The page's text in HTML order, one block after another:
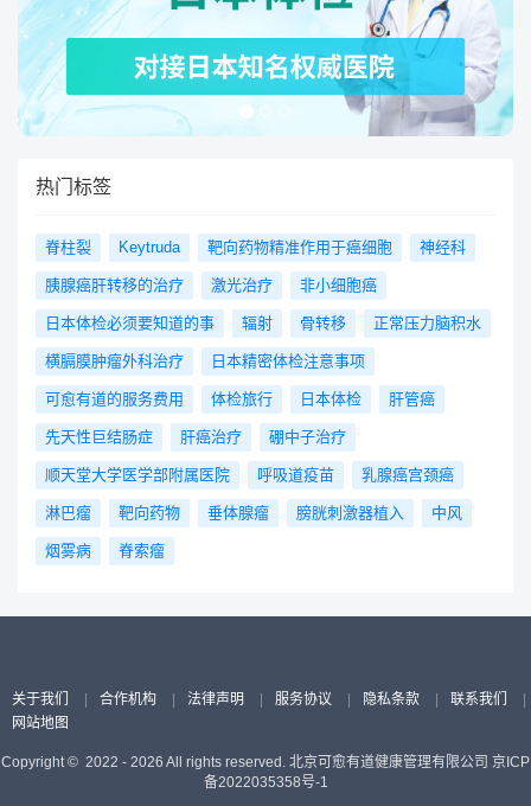
热门标签
脊柱裂 Keytruda 靶向药物精准作用于癌细胞 神经科
胰腺癌肝转移的治疗 激光治疗 非小细胞癌
日本体检必须要知道的事 辐射 骨转移 正常压力脑积水
横膈膜肿瘤外科治疗 日本精密体检注意事项
可愈有道的服务费用 体检旅行 日本体检 肝管癌
先天性巨结肠症 肝癌治疗 硼中子治疗
顺天堂大学医学部附属医院 呼吸道疫苗 乳腺癌宫颈癌
淋巴瘤 靶向药物 垂体腺瘤 膀胱刺激器植入 中风
烟雾病 脊索瘤
关于我们 合作机构 法律声明 服务协议 隐私条款 联系我们
网站地图
Copyright © 2022 - 2026 All rights reserved. 北京可愈有道健康管理有限公司 京ICP
备2022035358号-1